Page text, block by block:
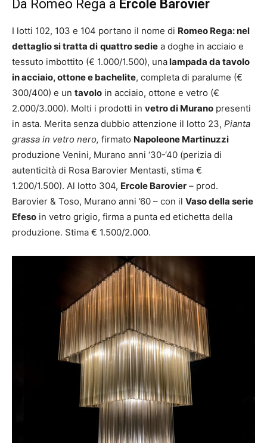
Da Romeo Rega a Ercole Barovier
I lotti 102, 103 e 104 portano il nome di Romeo Rega: nel
dettaglio si tratta di quattro sedie a doghe in acciaio e
tessuto imbottito (€ 1.000/1.500), unalampada da tavolo
in acciaio, ottone e bachelite, completa di paralume (€
300/400) e un tavolo in acciaio, ottone e vetro (€
2.000/3.000). Molti i prodotti in vetro di Murano presenti
in asta. Merita senza dubbio attenzione il lotto 23, Pianta
grassa in vetro nero, firmato Napoleone Martinuzzi
produzione Venini, Murano anni ‘30-‘40 (perizia di
autenticità di Rosa Barovier Mentasti, stima €
1.200/1.500). Al lotto 304, Ercole Barovier – prod.
Barovier & Toso, Murano anni ’60 – con il Vaso della serie
Efeso in vetro grigio, firma a punta ed etichetta della
produzione. Stima € 1.500/2.000.